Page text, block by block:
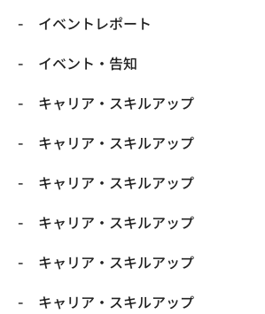
イベントレポート
イベント・告知
キャリア・スキルアップ
キャリア・スキルアップ
キャリア・スキルアップ
キャリア・スキルアップ
キャリア・スキルアップ
キャリア・スキルアップ